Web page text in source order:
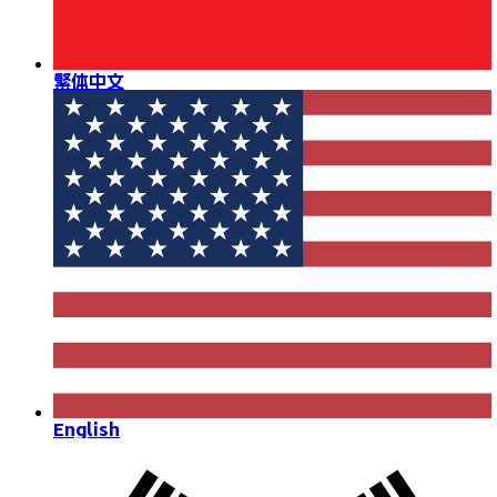
繁体中文
English